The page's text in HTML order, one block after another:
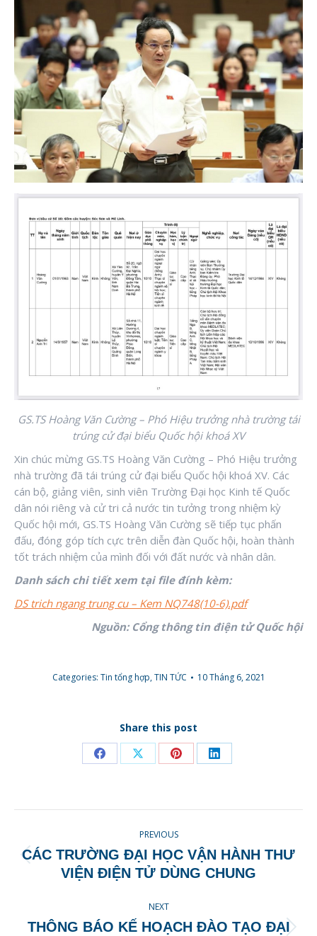
GS.TS Hoàng Văn Cường – Phó Hiệu trưởng nhà trường tái
trúng cử đại biểu Quốc hội khoá XV
Xin chúc mừng GS.TS Hoàng Văn Cường – Phó Hiệu trưởng
nhà trường đã tái trúng cử đại biểu Quốc hội khoá XV. Các
cán bộ, giảng viên, sinh viên Trường Đại học Kinh tế Quốc
dân nói riêng và cử tri cả nước tin tưởng trong nhiệm kỳ
Quốc hội mới, GS.TS Hoàng Văn Cường sẽ tiếp tục phấn
đấu, đóng góp tích cực trên diễn đàn Quốc hội, hoàn thành
tốt trách nhiệm của mình đối với đất nước và nhân dân.
Danh sách chi tiết xem tại file đính kèm:
DS trich ngang trung cu – Kem NQ748(10-6).pdf
Nguồn: Cổng thông tin điện tử Quốc hội
Categories: Tin tổng hợp,TIN TỨC 10 Tháng 6, 2021
Share this post
Share Share Share Share
NAVIGATION
PREVIOUS
Previous
post:
CÁC TRƯỜNG ĐẠI HỌC VẬN HÀNH THƯ
VIỆN ĐIỆN TỬ DÙNG CHUNG
NEXT
THÔNG BÁO KẾ HOẠCH ĐÀO TẠO ĐẠI